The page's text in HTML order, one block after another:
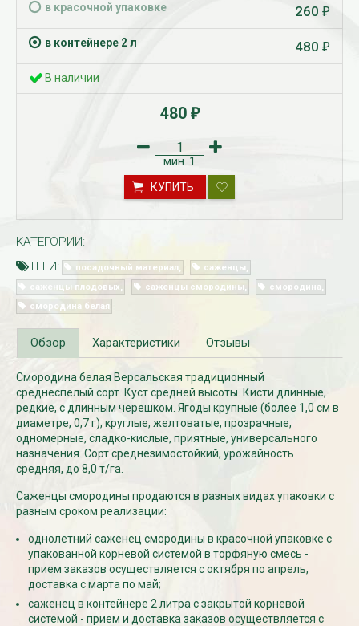
Рассада Незабудка
(Myosotis) в
контейнере p9
340
Рассада
карпатский
СКИДКИ 15 % НА ДУГИ, ЗАБОРЫ,
ШПАЛЕРЫ И ДР.
Дата: 11.03.2024
Скидки 15% !!! При заказе
товаров на сумму от 1000 руб. с
16 марта по 31 марта 2024...
ЧИТАТЬ ДАЛЕЕ →
БЕСПЛАТНАЯ
В первый день весны
марта дарим
марта по 10...
в красочной упаковке 260 ₽
в контейнере 2 л 480 ₽
В наличии
480 ₽
мин. 1
КУПИТЬ
КАТЕГОРИИ:
ТЕГИ:
посадочный материал
саженцы
саженцы плодовых
саженцы смородины
смородина
смородина белая
Обзор Характеристики Отзывы
Смородина белая Версальская традиционный
среднеспелый сорт. Куст средней высоты. Кисти длинные,
редкие, с длинным черешком. Ягоды крупные (более 1,0 см в
диаметре, 0,7 г), круглые, желтоватые, прозрачные,
одномерные, сладко-кислые, приятные, универсального
назначения. Сорт среднезимостойкий, урожайность
средняя, до 8,0 т/га.
Саженцы смородины продаются в разных видах упаковки с
разным сроком реализации:
однолетний саженец смородины в красочной упаковке с
упакованной корневой системой в торфяную смесь -
прием заказов осуществляется с октября по апрель,
доставка с марта по май;
саженец в контейнере 2 литра с закрытой корневой
системой - прием и доставка заказов осуществляется с